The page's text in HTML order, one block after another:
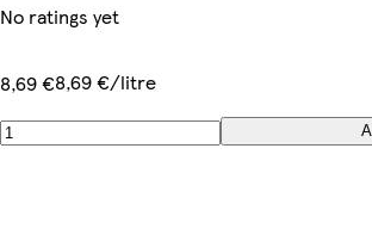
No ratings yet
8,69 €8,69 €/litre